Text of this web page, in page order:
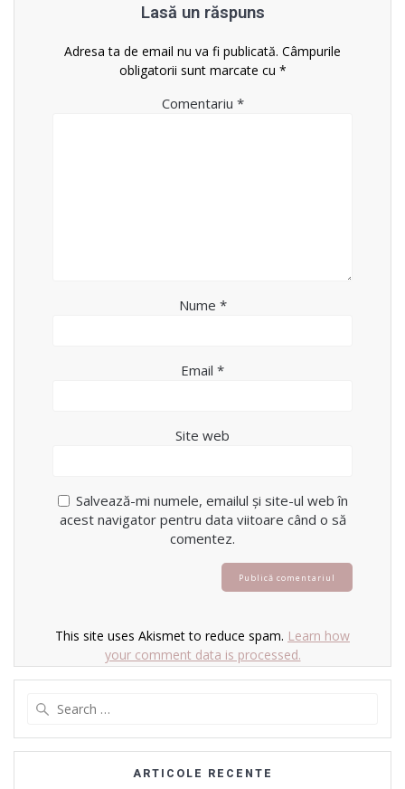
Lasă un răspuns
Adresa ta de email nu va fi publicată. Câmpurile
obligatorii sunt marcate cu *
Comentariu *
Nume *
Email *
Site web
Salvează-mi numele, emailul și site-ul web în
acest navigator pentru data viitoare când o să
comentez.
This site uses Akismet to reduce spam. Learn how
your comment data is processed.
ARTICOLE RECENTE